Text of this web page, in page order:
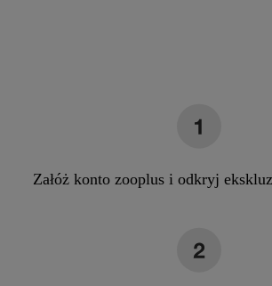
Załóż konto zooplus i odkryj